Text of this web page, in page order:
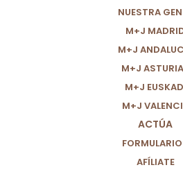
NUESTRA
M+J
M+J
M+J
M+J
M+J
ACTÚA
AFÍLIATE
NO ES LO
AZÚCAR
,EDUCACIÓN